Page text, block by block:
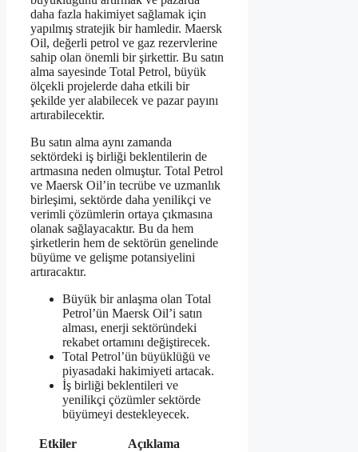
daha fazla hakimiyet sağlamak için
yapılmış stratejik bir hamledir. Maersk
Oil, değerli petrol ve gaz rezervlerine
sahip olan önemli bir şirkettir. Bu satın
alma sayesinde Total Petrol, büyük
ölçekli projelerde daha etkili bir
şekilde yer alabilecek ve pazar payını
artırabilecektir.
Bu satın alma aynı zamanda
sektördeki iş birliği beklentilerin de
artmasına neden olmuştur. Total Petrol
ve Maersk Oil’in tecrübe ve uzmanlık
birleşimi, sektörde daha yenilikçi ve
verimli çözümlerin ortaya çıkmasına
olanak sağlayacaktır. Bu da hem
şirketlerin hem de sektörün genelinde
büyüme ve gelişme potansiyelini
artıracaktır.
Büyük bir anlaşma olan Total
Petrol’ün Maersk Oil’i satın
alması, enerji sektöründeki
rekabet ortamını değiştirecek.
Total Petrol’ün büyüklüğü ve
piyasadaki hakimiyeti artacak.
İş birliği beklentileri ve
yenilikçi çözümler sektörde
büyümeyi destekleyecek.
Etkiler Açıklama